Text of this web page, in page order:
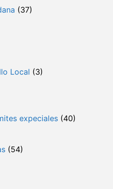
(37)
Local (3)
expeciales (40)
(54)